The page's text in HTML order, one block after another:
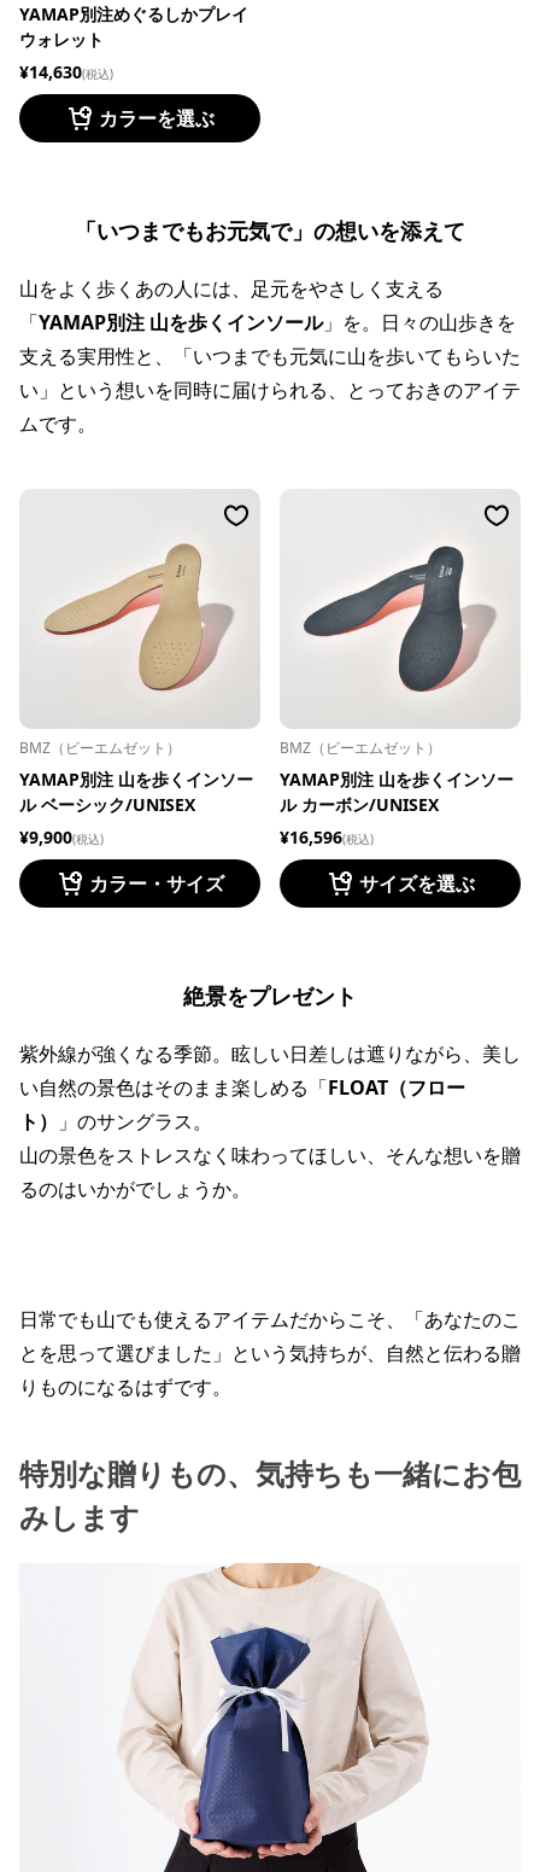
YAMAP別注めぐるしかプレイ
ウォレット
¥14,630(税込)
カラーを選ぶ
「いつまでもお元気で」の想いを添えて
山をよく歩くあの人には、足元をやさしく支える
「YAMAP別注 山を歩くインソール」を。日々の山歩きを
支える実用性と、「いつまでも元気に山を歩いてもらいた
い」という想いを同時に届けられる、とっておきのアイテ
ムです。
BMZ（ビーエムゼット）
YAMAP別注 山を歩くインソー
ル ベーシック/UNISEX
¥9,900(税込)
カラー・サイズ
BMZ（ビーエムゼット）
YAMAP別注 山を歩くインソー
ル カーボン/UNISEX
¥16,596(税込)
サイズを選ぶ
絶景をプレゼント
紫外線が強くなる季節。眩しい日差しは遮りながら、美し
い自然の景色はそのまま楽しめる「FLOAT（フロー
ト） 」のサングラス。
山の景色をストレスなく味わってほしい、そんな想いを贈
るのはいかがでしょうか。
日常でも山でも使えるアイテムだからこそ、「あなたのこ
とを思って選びました」という気持ちが、自然と伝わる贈
りものになるはずです。
特別な贈りもの、気持ちも一緒にお包
みします